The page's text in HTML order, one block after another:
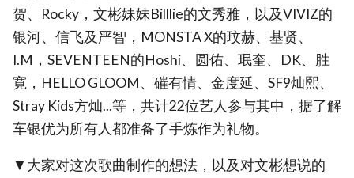
贺、Rocky，文彬妹妹Billlie的文秀雅，以及VIVIZ的
银河、信飞及严智，MONSTA X的玟赫、基贤、
I.M，SEVENTEEN的Hoshi、圆佑、珉奎、DK、胜
寛，HELLO GLOOM、磪有情、金度延、SF9灿熙、
Stray Kids方灿...等，共计22位艺人参与其中，据了解
车银优为所有人都准备了手炼作为礼物。
▼大家对这次歌曲制作的想法，以及对文彬想说的